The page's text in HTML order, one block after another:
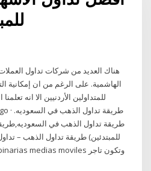
هناك العديد من شركات تداول
الهاشمية. على الرغم من ان إمكانية
للمتداولين الأردنيين الا انه
طريقة تداول الذهب في
للمبتدئين) طريقة تداول الذهب –